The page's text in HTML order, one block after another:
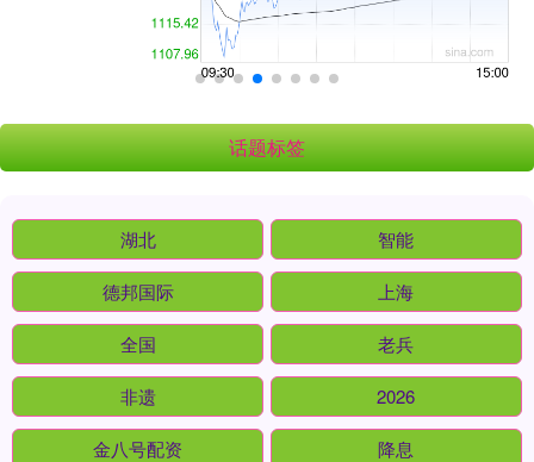
话题标签
湖北 智能
德邦国际 上海
全国 老兵
非遗 2026
金八号配资 降息